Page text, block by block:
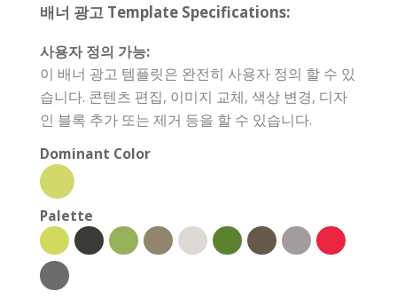
배너 광고 Template Specifications:
사용자 정의 가능:
이 배너 광고 템플릿은 완전히 사용자 정의 할 수 있
습니다. 콘텐츠 편집, 이미지 교체, 색상 변경, 디자
인 블록 추가 또는 제거 등을 할 수 있습니다.
Dominant Color
Palette